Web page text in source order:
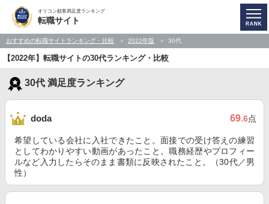
オリコン顧客満足度ランキング
転職サイト
おすすめの転職サイトランキング・比較 2022年版 30代
【2022年】転職サイトの30代ランキング・比較
30代 満足度ランキング
doda 69.6点
希望している会社に入社できたこと。面接での受け答えの練習
としてわかりやすい動画があったこと。職務経歴やプロフィー
ルなど入力したらそのまま書類に反映されたこと。（30代／男
性）